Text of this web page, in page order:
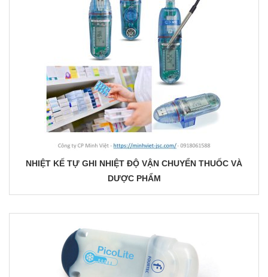
NHIỆT KẾ TỰ GHI NHIỆT ĐỘ VẬN CHUYỂN THUỐC VÀ
DƯỢC PHẨM